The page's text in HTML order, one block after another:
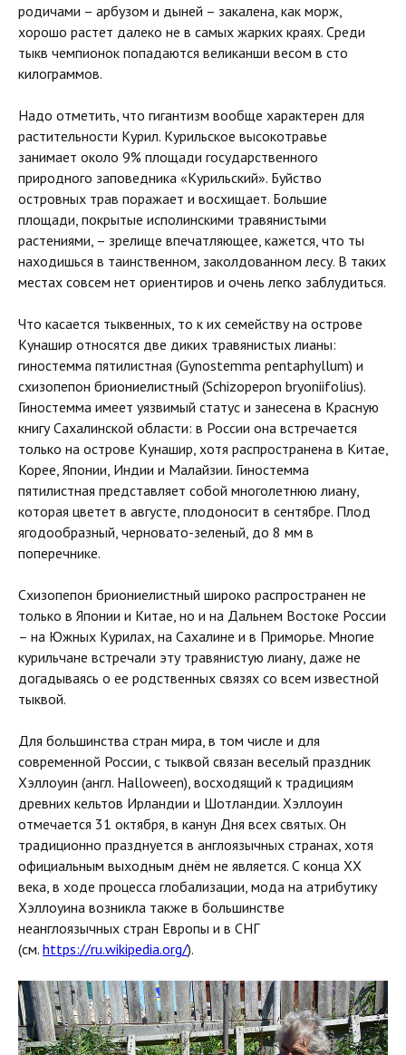
родичами – арбузом и дыней – закалена, как морж,
хорошо растет далеко не в самых жарких краях. Среди
тыкв чемпионок попадаются великанши весом в сто
килограммов.
Надо отметить, что гигантизм вообще характерен для
растительности Курил. Курильское высокотравье
занимает около 9% площади государственного
природного заповедника «Курильский». Буйство
островных трав поражает и восхищает. Большие
площади, покрытые исполинскими травянистыми
растениями, – зрелище впечатляющее, кажется, что ты
находишься в таинственном, заколдованном лесу. В таких
местах совсем нет ориентиров и очень легко заблудиться.
Что касается тыквенных, то к их семейству на острове
Кунашир относятся две диких травянистых лианы:
гиностемма пятилистная (Gynostemma pentaphyllum) и
схизопепон бриониелистный (Schizopepon bryoniifolius).
Гиностемма имеет уязвимый статус и занесена в Красную
книгу Сахалинской области: в России она встречается
только на острове Кунашир, хотя распространена в Китае,
Корее, Японии, Индии и Малайзии. Гиностемма
пятилистная представляет собой многолетнюю лиану,
которая цветет в августе, плодоносит в сентябре. Плод
ягодообразный, черновато-зеленый, до 8 мм в
поперечнике.
Схизопепон бриониелистный широко распространен не
только в Японии и Китае, но и на Дальнем Востоке России
– на Южных Курилах, на Сахалине и в Приморье. Многие
курильчане встречали эту травянистую лиану, даже не
догадываясь о ее родственных связях со всем известной
тыквой.
Для большинства стран мира, в том числе и для
современной России, с тыквой связан веселый праздник
Хэллоуин (англ. Halloween), восходящий к традициям
древних кельтов Ирландии и Шотландии. Хэллоуин
отмечается 31 октября, в канун Дня всех святых. Он
традиционно празднуется в англоязычных странах, хотя
официальным выходным днём не является. С конца XX
века, в ходе процесса глобализации, мода на атрибутику
Хэллоуина возникла также в большинстве
неанглоязычных стран Европы и в СНГ
(см. https://ru.wikipedia.org/).